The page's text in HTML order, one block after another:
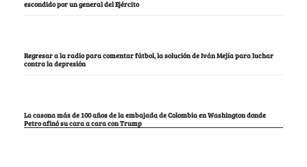
escondido por un general del Ejército
Regresar a la radio para comentar fútbol, la solución de Iván Mejía para luchar
contra la depresión
La casona más de 100 años de la embajada de Colombia en Washington donde
Petro afinó su cara a cara con Trump